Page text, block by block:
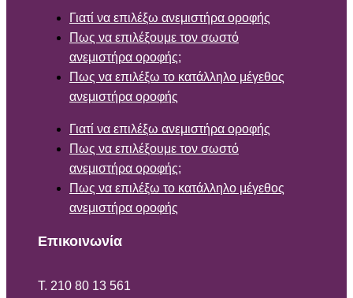
Γιατί να επιλέξω ανεμιστήρα οροφής
Πως να επιλέξουμε τον σωστό
ανεμιστήρα οροφής;
Πως να επιλέξω το κατάλληλο μέγεθος
ανεμιστήρα οροφής
Γιατί να επιλέξω ανεμιστήρα οροφής
Πως να επιλέξουμε τον σωστό
ανεμιστήρα οροφής;
Πως να επιλέξω το κατάλληλο μέγεθος
ανεμιστήρα οροφής
Επικοινωνία
T. 210 80 13 561